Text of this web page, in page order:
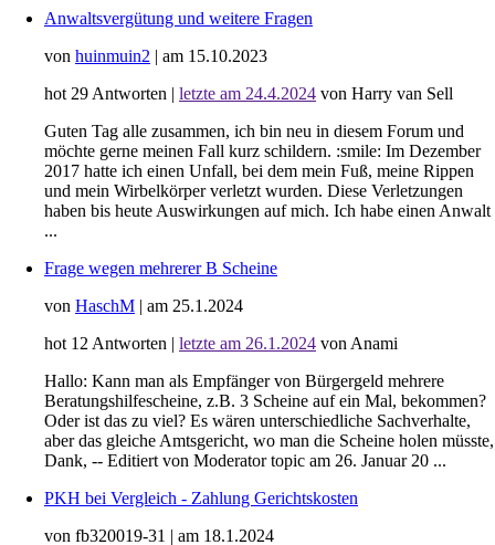
Anwaltsvergütung und weitere Fragen
von huinmuin2 | am 15.10.2023
hot 29 Antworten | letzte am 24.4.2024 von Harry van Sell
Guten Tag alle zusammen, ich bin neu in diesem Forum und
möchte gerne meinen Fall kurz schildern. :smile: Im Dezember
2017 hatte ich einen Unfall, bei dem mein Fuß, meine Rippen
und mein Wirbelkörper verletzt wurden. Diese Verletzungen
haben bis heute Auswirkungen auf mich. Ich habe einen Anwalt
...
Frage wegen mehrerer B Scheine
von HaschM | am 25.1.2024
hot 12 Antworten | letzte am 26.1.2024 von Anami
Hallo: Kann man als Empfänger von Bürgergeld mehrere
Beratungshilfescheine, z.B. 3 Scheine auf ein Mal, bekommen?
Oder ist das zu viel? Es wären unterschiedliche Sachverhalte,
aber das gleiche Amtsgericht, wo man die Scheine holen müsste,
Dank, -- Editiert von Moderator topic am 26. Januar 20 ...
PKH bei Vergleich - Zahlung Gerichtskosten
von fb320019-31 | am 18.1.2024